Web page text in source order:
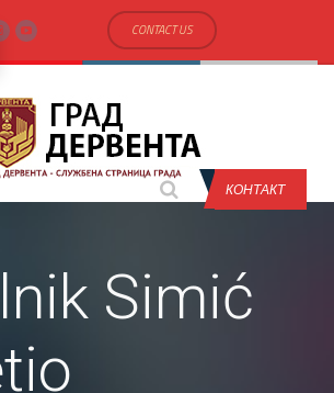
CONTACT US
КОНТАКТ
Simić